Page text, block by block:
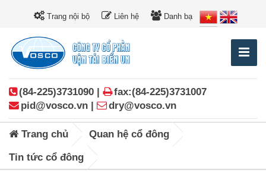
Trang nội bộ Liên hệ Danh bạ
(84-225)3731090 |
fax:(84-225)3731007
pid@vosco.vn |
dry@vosco.vn
Trang chủ Quan hệ cổ đông
Tin tức cổ đông